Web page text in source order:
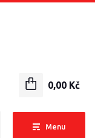
Menu
0,00 Kč